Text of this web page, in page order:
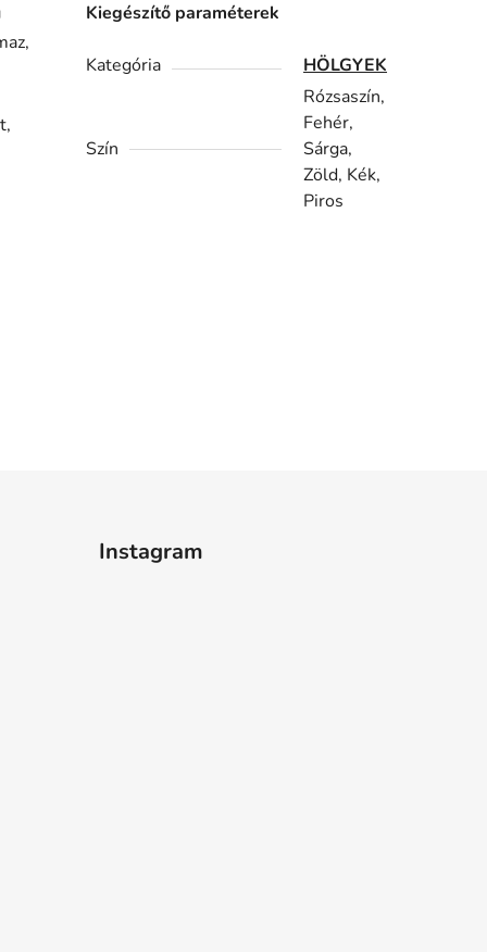
Kiegészítő paraméterek
Kategória HÖLGYEK
Szín
Rózsaszín,
Fehér,
Sárga,
Zöld, Kék,
Piros
Instagram